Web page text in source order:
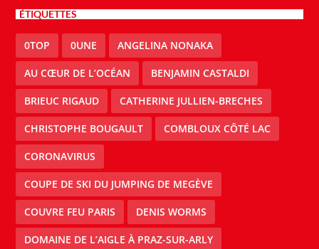
ÉTIQUETTES
0TOP 0UNE ANGELINA NONAKA
AU CŒUR DE L’OCÉAN BENJAMIN CASTALDI
BRIEUC RIGAUD CATHERINE JULLIEN-BRECHES
CHRISTOPHE BOUGAULT COMBLOUX CÔTÉ LAC
CORONAVIRUS
COUPE DE SKI DU JUMPING DE MEGÈVE
COUVRE FEU PARIS DENIS WORMS
DOMAINE DE L’AIGLE À PRAZ-SUR-ARLY